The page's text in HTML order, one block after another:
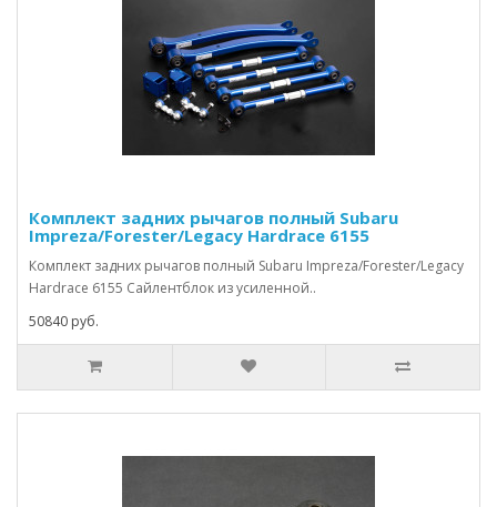
Комплект задних рычагов полный Subaru
Impreza/Forester/Legacy Hardrace 6155
Комплект задних рычагов полный Subaru Impreza/Forester/Legacy
Hardrace 6155 Сайлентблок из усиленной..
50840 руб.